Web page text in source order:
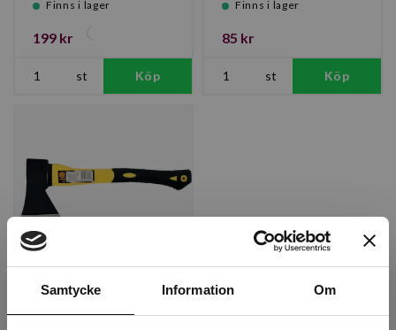
Samtycke Information Om
Finns i lager
199 kr
st Köp
Finns i lager
85 kr
st Köp
Yxa med
glasfiberskaft/gummihandtag